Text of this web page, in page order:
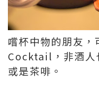
嚐杯中物的朋友，
Cocktail，非酒
或是茶啡。